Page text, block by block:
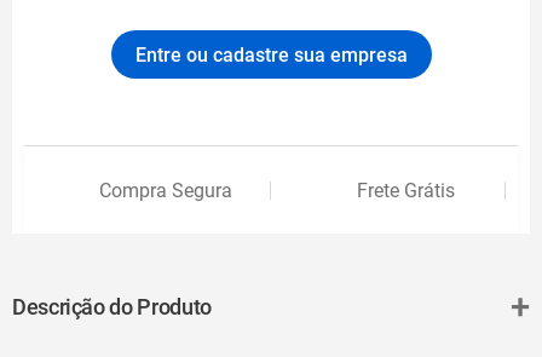
Entre ou cadastre sua empresa
Compra Segura Frete Grátis
Descrição do Produto +